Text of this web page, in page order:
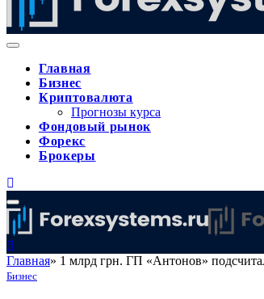
Главная
Бизнес
Криптовалюта
Прогнозы курса
Фондовый рынок
Форекс
Брокеры
Главная» 1 млрд грн. ГП «Антонов»
Бизнес